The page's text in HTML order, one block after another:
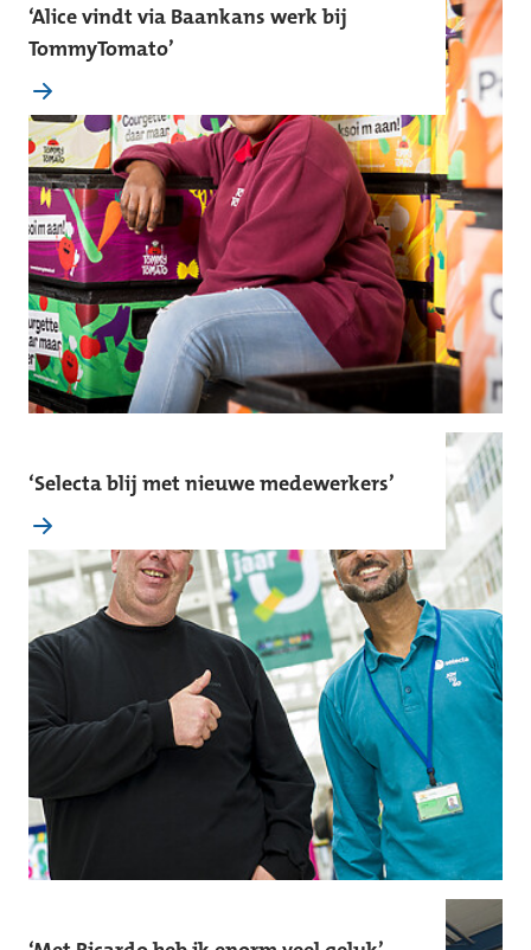
‘Alice vindt via Baankans werk bij
TommyTomato’
‘Selecta blij met nieuwe medewerkers’